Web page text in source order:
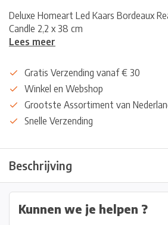
Deluxe Homeart Led Kaars Bordeaux
Candle 2,2 x 38 cm
Lees meer
Gratis Verzending vanaf € 30
Winkel en Webshop
Grootste Assortiment van
Snelle Verzending
Beschrijving
Kunnen we je helpen ?